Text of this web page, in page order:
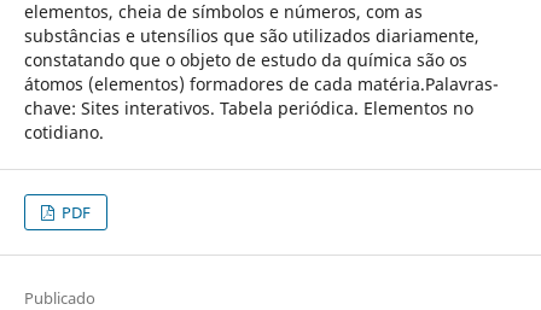
elementos, cheia de símbolos e números, com as
substâncias e utensílios que são utilizados diariamente,
constatando que o objeto de estudo da química são os
átomos (elementos) formadores de cada matéria.Palavras-
chave: Sites interativos. Tabela periódica. Elementos no
cotidiano.
PDF
Publicado